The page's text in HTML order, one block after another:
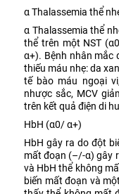
α Thalassemia thể
α Thalassemia thể
thể trên một NST
α+). Bệnh nhân mắc
thiếu máu nhẹ: da
tế bào máu ngoại
nhược sắc, MCV
trên kết quả điện di
HbH (α0/ α+)
HbH gây ra do đột
mất đoạn (–/-α) gây
và HbH thể không
biến mất đoạn và